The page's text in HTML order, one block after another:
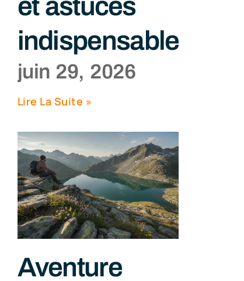
et astuces
indispensables
juin 29, 2026
Lire La Suite »
Aventure